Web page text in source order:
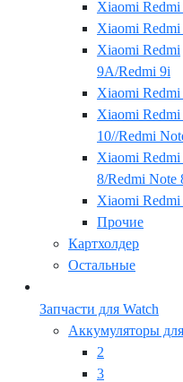
Xiaomi Redmi
Xiaomi Redmi
Xiaomi Redmi
9A/Redmi 9i
Xiaomi
Xiaomi
10//Redmi
Xiaomi
8/Redmi Note
Xiaomi
Прочие
Картхолдер
Остальные
Запчасти для Watch
Аккумуляторы
2
3